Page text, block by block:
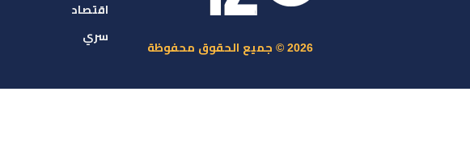
2026 © جميع الحقوق محفوظة
اقتصاد
سري